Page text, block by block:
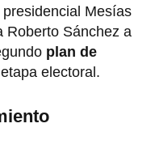
Mesías
Roberto Sánchez a
plan de
electoral.